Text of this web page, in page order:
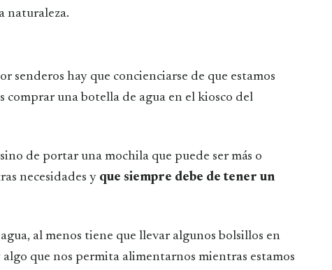
naturaleza.
senderos hay que concienciarse de que estamos
comprar una botella de agua en el kiosco del
de portar una mochila que puede ser más o
necesidades y que siempre debe de tener un
al menos tiene que llevar algunos bolsillos en
que nos permita alimentarnos mientras estamos